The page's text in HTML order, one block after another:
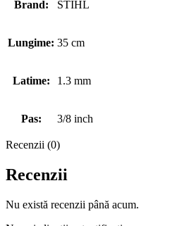
Brand: STIHL
Lungime: 35 cm
Latime: 1.3 mm
Pas: 3/8 inch
Recenzii (0)
Recenzii
Nu există recenzii până acum.